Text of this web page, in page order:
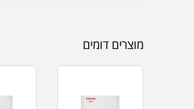
מוצרים דומים